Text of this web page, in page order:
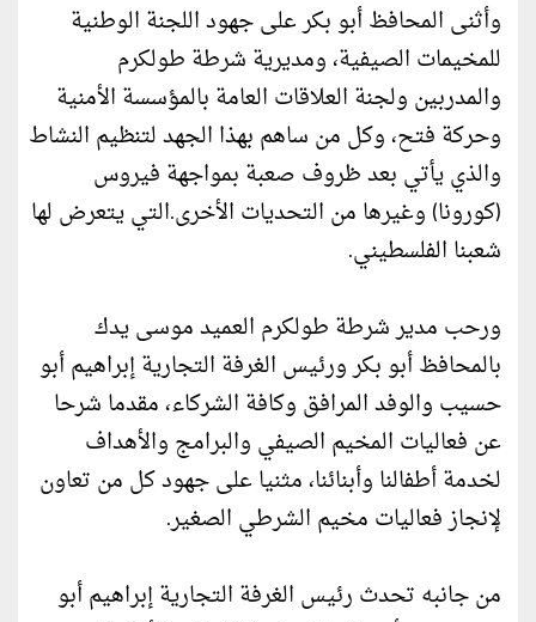
وأثنى المحافظ أبو بكر على جهود اللجنة الوطنية
للمخيمات الصيفية، ومديرية شرطة طولكرم
والمدربين ولجنة العلاقات العامة بالمؤسسة الأمنية
وحركة فتح، وكل من ساهم بهذا الجهد لتنظيم النشاط
والذي يأتي بعد ظروف صعبة بمواجهة فيروس
(كورونا) وغيرها من التحديات الأخرى.التي يتعرض لها
شعبنا الفلسطيني.
ورحب مدير شرطة طولكرم العميد موسى يدك
بالمحافظ أبو بكر ورئيس الغرفة التجارية إبراهيم أبو
حسيب والوفد المرافق وكافة الشركاء، مقدما شرحا
عن فعاليات المخيم الصيفي والبرامج والأهداف
لخدمة أطفالنا وأبنائنا، مثنيا على جهود كل من تعاون
لإنجاز فعاليات مخيم الشرطي الصغير.
من جانبه تحدث رئيس الغرفة التجارية إبراهيم أبو